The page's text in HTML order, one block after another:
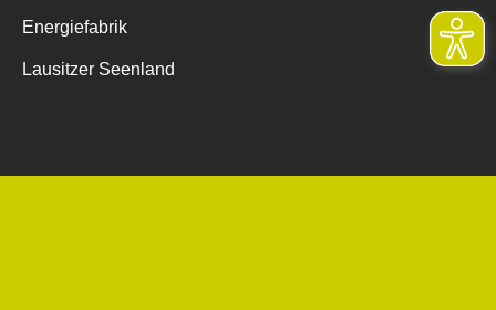
Energiefabrik
Lausitzer Seenland